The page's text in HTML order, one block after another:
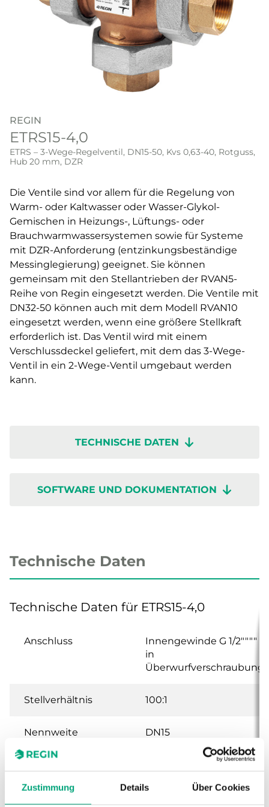
Zustimmung Details Über Cookies
REGIN
ETRS15-4,0
ETRS – 3-Wege-Regelventil, DN15-50, Kvs 0,63-40, Rotguss,
Hub 20 mm, DZR
Die Ventile sind vor allem für die Regelung von
Warm- oder Kaltwasser oder Wasser-Glykol-
Gemischen in Heizungs-, Lüftungs- oder
Brauchwarmwassersystemen sowie für Systeme
mit DZR-Anforderung (entzinkungsbeständige
Messinglegierung) geeignet. Sie können
gemeinsam mit den Stellantrieben der RVAN5-
Reihe von Regin eingesetzt werden. Die Ventile mit
DN32-50 können auch mit dem Modell RVAN10
eingesetzt werden, wenn eine größere Stellkraft
erforderlich ist. Das Ventil wird mit einem
Verschlussdeckel geliefert, mit dem das 3-Wege-
Ventil in ein 2-Wege-Ventil umgebaut werden
kann.
TECHNISCHE DATEN
SOFTWARE UND DOKUMENTATION
Technische Daten
Technische Daten für ETRS15-4,0
Anschluss
Innengewinde G 1/2""""
in
Überwurfverschraubung
Stellverhältnis 100:1
Nennweite DN15